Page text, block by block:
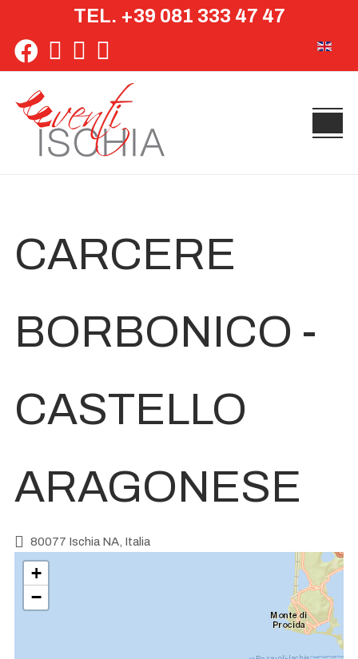
TEL. +39 081 333 47 47
CARCERE
BORBONICO -
CASTELLO
ARAGONESE
80077 Ischia NA, Italia
+
−